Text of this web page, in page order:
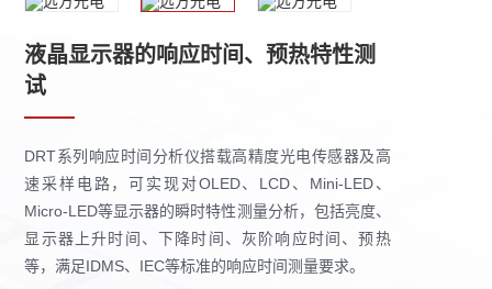
液晶显示器的响应时间、预热特性测
试
DRT系列响应时间分析仪搭载高精度光电传感器及高
速采样电路，可实现对OLED、LCD、Mini-LED、
Micro-LED等显示器的瞬时特性测量分析，包括亮度、
显示器上升时间、下降时间、灰阶响应时间、预热
等，满足IDMS、IEC等标准的响应时间测量要求。